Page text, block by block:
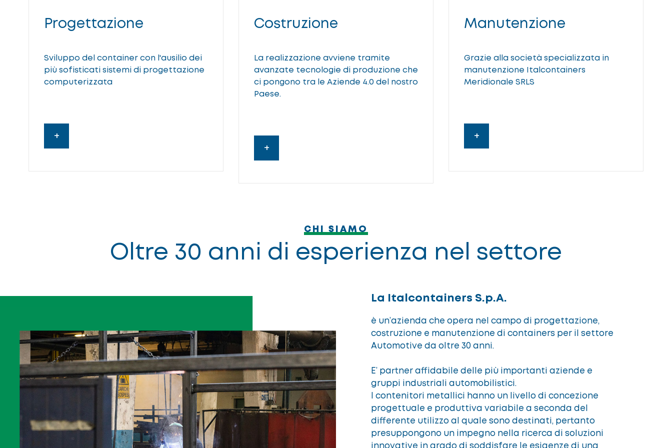
Progettazione
Sviluppo del container con l'ausilio dei
più sofisticati sistemi di progettazione
computerizzata
+
Costruzione
La realizzazione avviene tramite
avanzate tecnologie di produzione che
ci pongono tra le Aziende 4.0 del nostro
Paese.
+
Manutenzione
Grazie alla società specializzata in
manutenzione Italcontainers
Meridionale SRLS
+
CHI SIAMO
Oltre 30 anni di esperienza nel settore
La Italcontainers S.p.A.
è un’azienda che opera nel campo di progettazione,
costruzione e manutenzione di containers per il settore
Automotive da oltre 30 anni.
E’ partner affidabile delle più importanti aziende e
gruppi industriali automobilistici.
I contenitori metallici hanno un livello di concezione
progettuale e produttiva variabile a seconda del
differente utilizzo al quale sono destinati, pertanto
presuppongono un impegno nella ricerca di soluzioni
innovative in grado di soddisfare le esigenze di una